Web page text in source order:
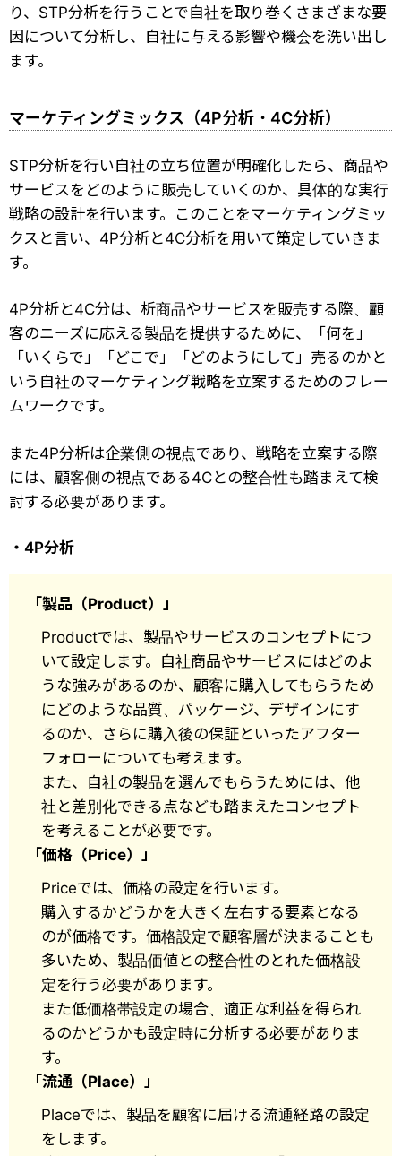
り、STP分析を行うことで自社を取り巻くさまざまな要
因について分析し、自社に与える影響や機会を洗い出し
ます。
マーケティングミックス（4P分析・4C分析）
STP分析を行い自社の立ち位置が明確化したら、商品や
サービスをどのように販売していくのか、具体的な実行
戦略の設計を行います。このことをマーケティングミッ
クスと言い、4P分析と4C分析を用いて策定していきま
す。
4P分析と4C分は、析商品やサービスを販売する際、顧
客のニーズに応える製品を提供するために、「何を」
「いくらで」「どこで」「どのようにして」売るのかと
いう自社のマーケティング戦略を立案するためのフレー
ムワークです。
また4P分析は企業側の視点であり、戦略を立案する際
には、顧客側の視点である4Cとの整合性も踏まえて検
討する必要があります。
・4P分析
「製品（Product）」
Productでは、製品やサービスのコンセプトにつ
いて設定します。自社商品やサービスにはどのよ
うな強みがあるのか、顧客に購入してもらうため
にどのような品質、パッケージ、デザインにす
るのか、さらに購入後の保証といったアフター
フォローについても考えます。
また、自社の製品を選んでもらうためには、他
社と差別化できる点なども踏まえたコンセプト
を考えることが必要です。
「価格（Price）」
Priceでは、価格の設定を行います。
購入するかどうかを大きく左右する要素となる
のが価格です。価格設定で顧客層が決まることも
多いため、製品価値との整合性のとれた価格設
定を行う必要があります。
また低価格帯設定の場合、適正な利益を得られ
るのかどうかも設定時に分析する必要がありま
す。
「流通（Place）」
Placeでは、製品を顧客に届ける流通経路の設定
をします。